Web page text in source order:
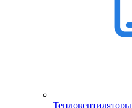
Тепловентиляторы